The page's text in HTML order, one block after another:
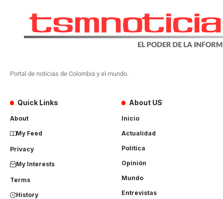
Portal de noticias de Colombia y el mundo.
Quick Links
About
My Feed
Privacy
My Interests
Terms
History
About US
Inicio
Actualidad
Política
Opinión
Mundo
Entrevistas